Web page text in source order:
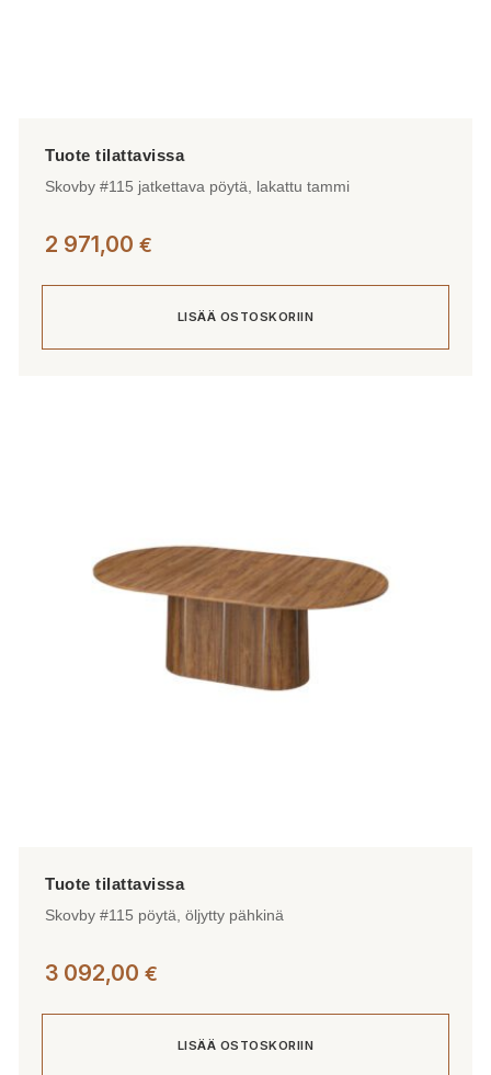
Skovby #115 jatkettava pöytä, lakattu tammi
2 971,00 €
LISÄÄ OSTOSKORIIN
Skovby #115 pöytä, öljytty pähkinä
3 092,00 €
LISÄÄ OSTOSKORIIN